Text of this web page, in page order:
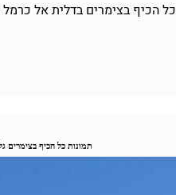
כל הכיף בצימרים בדלית אל כרמל